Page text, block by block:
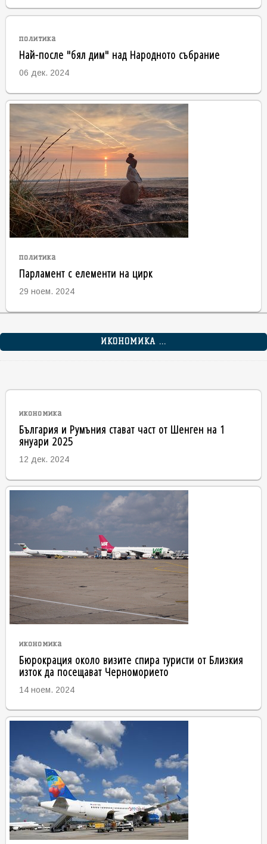
политика
Най-после "бял дим" над Народното събрание
06 дек. 2024
политика
Парламент с елементи на цирк
29 ноем. 2024
ИКОНОМИКА ...
икономика
България и Румъния стават част от Шенген на 1
януари 2025
12 дек. 2024
икономика
Бюрокрация около визите спира туристи от Близкия
изток да посещават Черноморието
14 ноем. 2024